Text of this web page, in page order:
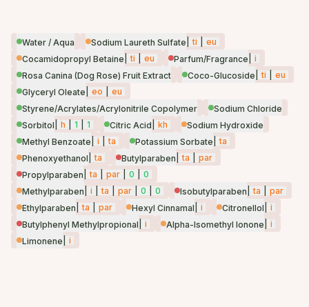
Water / Aqua Sodium Laureth Sulfate ti
eu
Cocamidopropyl Betaine
ti eu Parfum/Fragrance
i
Rosa Canina (Dog Rose) Fruit Extract
Coco-Glucoside ti
eu
Glyceryl Oleate
eo
eu
Styrene/Acrylates/Acrylonitrile Copolymer
Sodium Chloride
Sorbitol
h 1 1 Citric Acid kh
Sodium Hydroxide
Methyl Benzoate
i ta Potassium Sorbate
ta
Phenoxyethanol
ta Butylparaben ta
par
Propylparaben
ta par 0
0
Methylparaben
i ta par 0 0 Isobutylparaben ta
par
Ethylparaben
ta par Hexyl Cinnamal i Citronellol
i
Butylphenyl Methylpropional
i Alpha-Isomethyl Ionone
i
Limonene
i